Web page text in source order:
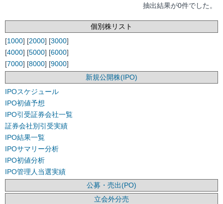
抽出結果が0件でした。
個別株リスト
[1000] [2000] [3000]
[4000] [5000] [6000]
[7000] [8000] [9000]
新規公開株(IPO)
IPOスケジュール
IPO初値予想
IPO引受証券会社一覧
証券会社別引受実績
IPO結果一覧
IPOサマリー分析
IPO初値分析
IPO管理人当選実績
公募・売出(PO)
立会外分売